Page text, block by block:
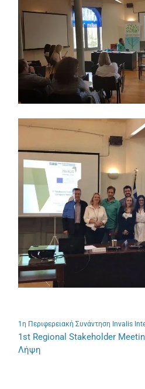
1η Περιφερειακή Συνάντηση Invalis
1st Regional Stakeholder
Λήψη